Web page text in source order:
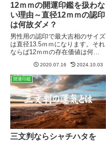
12ｍｍの開運印鑑を扱わな
い理由～直径12ｍｍの認印
は何故ダメ？
男性用の認印で最大吉相のサイズ
は直径13.5ｍｍになります。それ
ならば12ｍｍの存在価値は何な
明らかに立派で風格があり目立ち
ます。誰が見ても立派です。よっ
て認印のサイズは13.5ｍｍの一択
でいいと言えます。
2020.07.16 2024.10.03
開運印鑑
三文判ならシャチハタを